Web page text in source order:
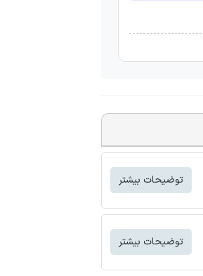
توضیحات بیشتر
توضیحات بیشتر